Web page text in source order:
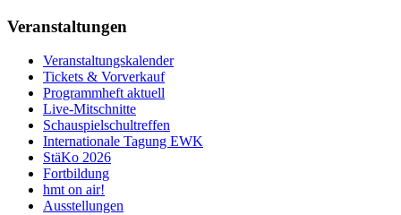
Veranstaltungen
Veranstaltungskalender
Tickets & Vorverkauf
Programmheft aktuell
Live-Mitschnitte
Schauspielschultreffen
Internationale Tagung EWK
StäKo 2026
Fortbildung
hmt on air!
Ausstellungen